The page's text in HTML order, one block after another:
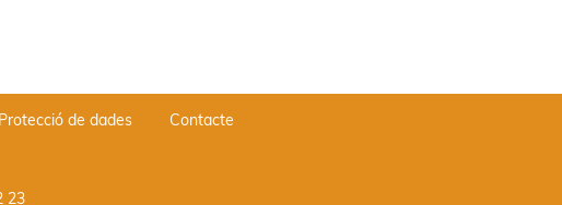
Protecció de dades Contacte
23